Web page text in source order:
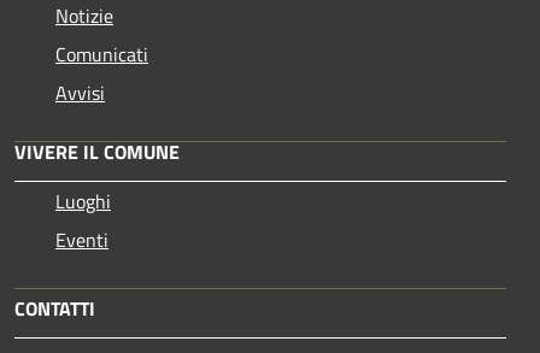
Notizie
Comunicati
Avvisi
VIVERE IL COMUNE
Luoghi
Eventi
CONTATTI